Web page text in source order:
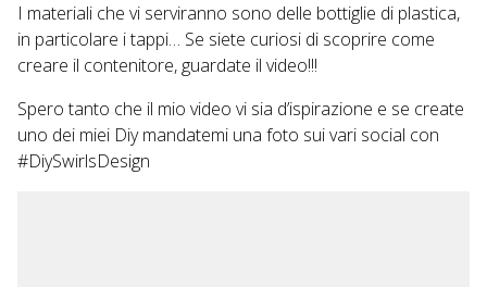
I materiali che vi serviranno sono delle bottiglie di plastica,
in particolare i tappi… Se siete curiosi di scoprire come
creare il contenitore, guardate il video!!!
Spero tanto che il mio video vi sia d’ispirazione e se create
uno dei miei Diy mandatemi una foto sui vari social con
#DiySwirlsDesign